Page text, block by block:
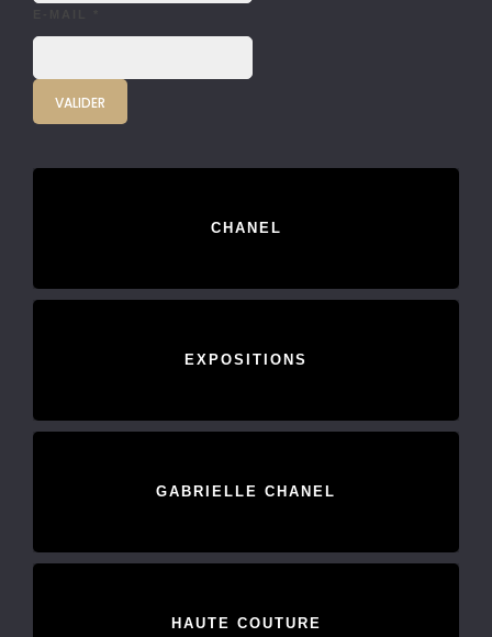
CHANEL
EXPOSITIONS
GABRIELLE CHANEL
HAUTE COUTURE